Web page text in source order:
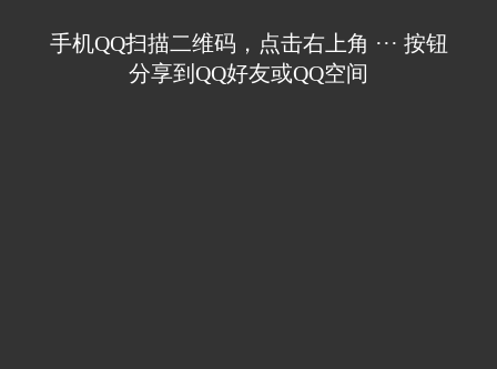
手机QQ扫描二维码，点击右上角 ··· 按钮
分享到QQ好友或QQ空间